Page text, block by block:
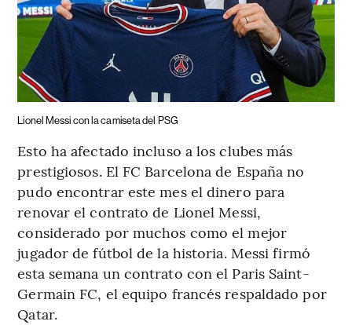
Lionel Messi con la camiseta del PSG
Esto ha afectado incluso a los clubes más
prestigiosos. El FC Barcelona de España no
pudo encontrar este mes el dinero para
renovar el contrato de Lionel Messi,
considerado por muchos como el mejor
jugador de fútbol de la historia. Messi firmó
esta semana un contrato con el Paris Saint-
Germain FC, el equipo francés respaldado por
Qatar.